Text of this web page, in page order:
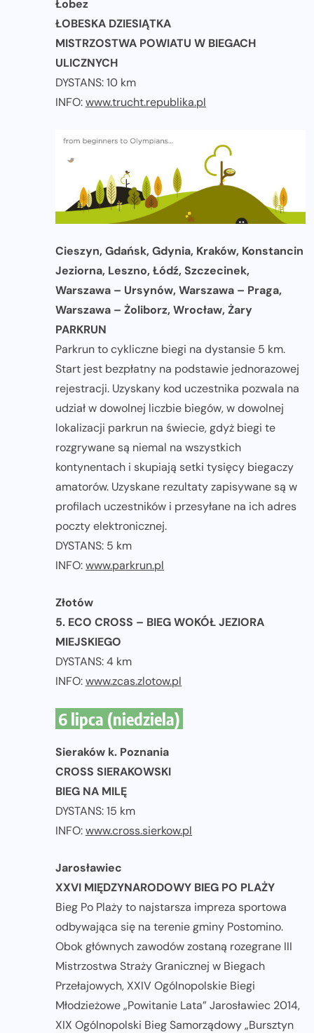
Łobez
ŁOBESKA DZIESIĄTKA
MISTRZOSTWA POWIATU W BIEGACH
ULICZNYCH
DYSTANS: 10 km
INFO:www.trucht.republika.pl
Cieszyn, Gdańsk, Gdynia, Kraków, Konstancin
Jeziorna, Leszno, Łódź, Szczecinek,
Warszawa – Ursynów, Warszawa – Praga,
Warszawa – Żoliborz, Wrocław, Żary
PARKRUN
Parkrun to cykliczne biegi na dystansie 5 km.
Start jest bezpłatny na podstawie jednorazowej
rejestracji. Uzyskany kod uczestnika pozwala na
udział w dowolnej liczbie biegów, w dowolnej
lokalizacji parkrun na świecie, gdyż biegi te
rozgrywane są niemal na wszystkich
kontynentach i skupiają setki tysięcy biegaczy
amatorów. Uzyskane rezultaty zapisywane są w
profilach uczestników i przesyłane na ich adres
poczty elektronicznej.
DYSTANS: 5 km
INFO:www.parkrun.pl
Złotów
5. ECO CROSS – BIEG WOKÓŁ JEZIORA
MIEJSKIEGO
DYSTANS: 4 km
INFO:www.zcas.zlotow.pl
6 lipca (niedziela)
Sieraków k. Poznania
CROSS SIERAKOWSKI
BIEG NA MILĘ
DYSTANS: 15 km
INFO:www.cross.sierkow.pl
Jarosławiec
XXVI MIĘDZYNARODOWY BIEG PO PLAŻY
Bieg Po Plaży to najstarsza impreza sportowa
odbywająca się na terenie gminy Postomino.
Obok głównych zawodów zostaną rozegrane III
Mistrzostwa Straży Granicznej w Biegach
Przełajowych, XXIV Ogólnopolskie Biegi
Młodzieżowe „Powitanie Lata” Jarosławiec 2014,
XIX Ogólnopolski Bieg Samorządowy „Bursztyn